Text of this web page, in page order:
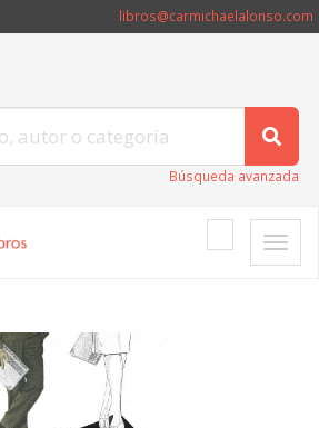
libros@carmichaelalonso.com
Búsqueda avanzada
Toggle